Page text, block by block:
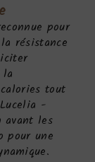
pour
résistance
tout
-
avant les
pour une